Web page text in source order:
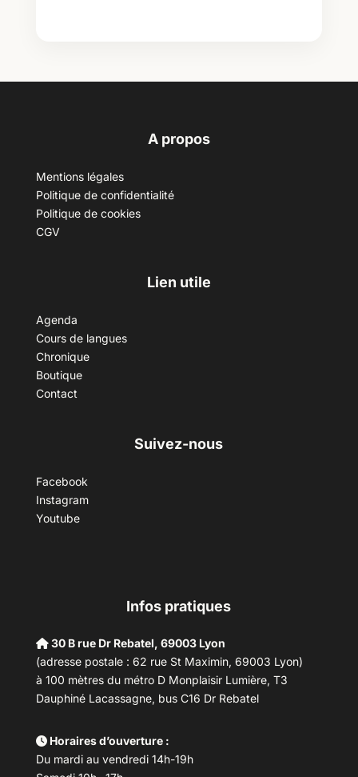
A propos
Mentions légales
Politique de confidentialité
Politique de cookies
CGV
Lien utile
Agenda
Cours de langues
Chronique
Boutique
Contact
Suivez-nous
Facebook
Instagram
Youtube
Infos pratiques
30 B rue Dr Rebatel, 69003 Lyon
(adresse postale : 62 rue St Maximin, 69003 Lyon)
à 100 mètres du métro D Monplaisir Lumière, T3
Dauphiné Lacassagne, bus C16 Dr Rebatel
Horaires d’ouverture :
Du mardi au vendredi 14h-19h